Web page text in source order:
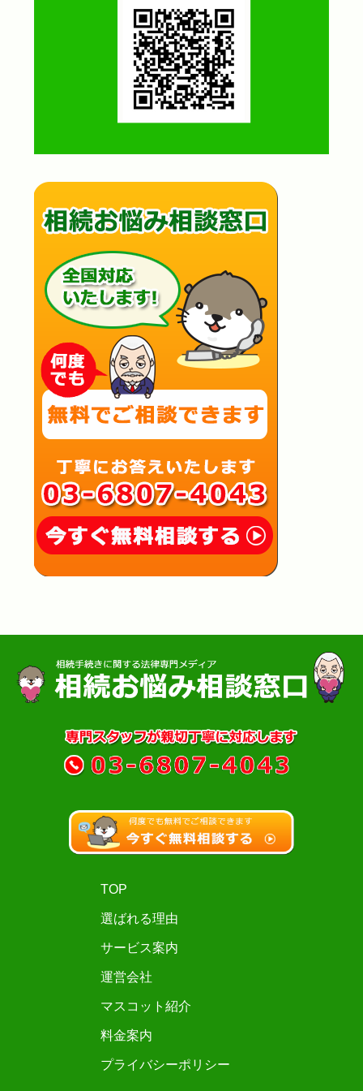
TOP
選ばれる理由
サービス案内
運営会社
マスコット紹介
料金案内
プライバシーポリシー